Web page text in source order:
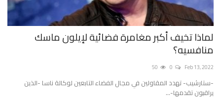
لماذا تخيف أكبر مغامرة فضائية لإيلون ماسك
منافسيه؟
Feb 13, 2022
0
50
-ستارشيب- تهدد المقاولين في مجال الفضاء التابعين لوكالة ناسا -الذين
يراقبون تقدمها-...